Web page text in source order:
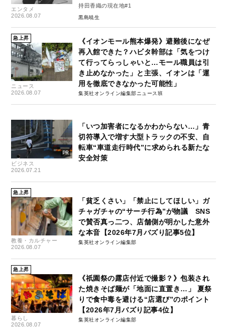
エンタメ
2026.08.07
持田香織の現在地#1
黒島暁生
急上昇
ニュース
2026.08.07
《イオンモール熊本爆発》避難後になぜ
再入館できた？ハビタ幹部は「気をつけ
て行ってらっしゃいと…モール職員は引
き止めなかった」と主張、イオンは「運
用を徹底できなかった可能性」
集英社オンライン編集部ニュース班
ビジネス
2026.07.21
「いつ加害者になるかわからない…」青
切符導入で増す大型トラックの不安、自
転車“車道走行時代”に求められる新たな
安全対策
急上昇
教養・カルチャー
2026.08.07
「貧乏くさい」「禁止にしてほしい」ガ
チャガチャの“サーチ行為”が物議 SNS
で賛否真っ二つ、店舗側が明かした意外
な本音【2026年7月バズり記事5位】
集英社オンライン編集部
急上昇
暮らし
2026.08.07
《祇園祭の露店付近で撮影？》包装され
た焼きそば麺が「地面に直置き…」 夏祭
りで食中毒を避ける“店選び”のポイント
【2026年7月バズり記事4位】
集英社オンライン編集部